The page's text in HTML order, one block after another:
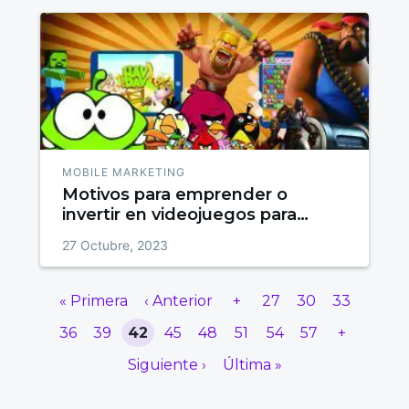
MOBILE MARKETING
Motivos para emprender o
invertir en videojuegos para
27 Octubre, 2023
« Primera ‹ Anterior + 27 30
33
36
39 42 45 48 51 54 57
+
Siguiente ›
Última »